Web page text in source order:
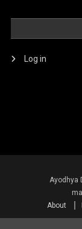
Log in
About